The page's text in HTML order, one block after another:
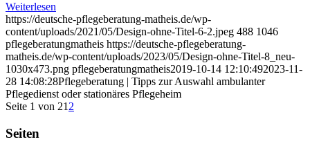
Weiterlesen
https://deutsche-pflegeberatung-matheis.de/wp-
content/uploads/2021/05/Design-ohne-Titel-6-2.jpeg 488 1046
pflegeberatungmatheis https://deutsche-pflegeberatung-
matheis.de/wp-content/uploads/2023/05/Design-ohne-Titel-8_neu-
1030x473.png pflegeberatungmatheis2019-10-14 12:10:492023-11-
28 14:08:28Pflegeberatung | Tipps zur Auswahl ambulanter
Pflegedienst oder stationäres Pflegeheim
Seite 1 von 21 2
Seiten